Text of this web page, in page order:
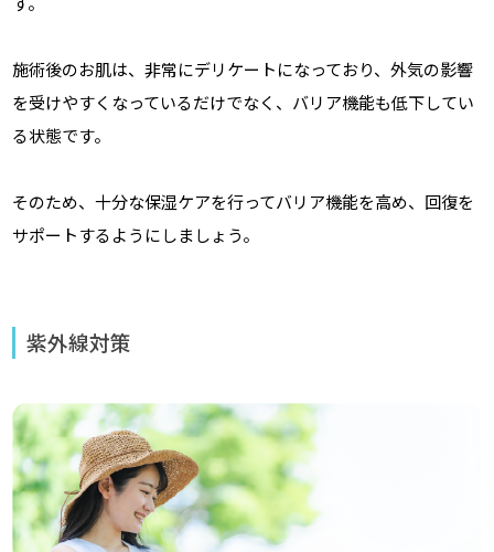
施術後のお肌は、非常にデリケートになっており、外気の影響
を受けやすくなっているだけでなく、バリア機能も低下してい
る状態です。
そのため、十分な保湿ケアを行ってバリア機能を高め、回復を
サポートするようにしましょう。
紫外線対策